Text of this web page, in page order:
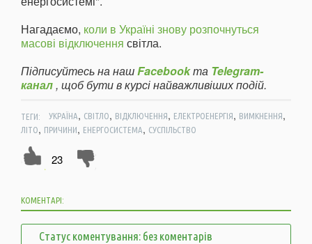
Нагадаємо, коли в Україні знову розпочнуться
масові відключення світла.
Підписуйтесь на нашFacebookта Telegram-
канал, щоб бути в курсі найважливіших подій.
ТЕГИ: УКРАЇНА, СВІТЛО, ВІДКЛЮЧЕННЯ, ЕЛЕКТРОЕНЕРГІЯ, ВИМКНЕННЯ,
ЛІТО, ПРИЧИНИ, ЕНЕРГОСИСТЕМА, СУСПІЛЬСТВО
23
КОМЕНТАРІ:
Статус коментування: без коментарів